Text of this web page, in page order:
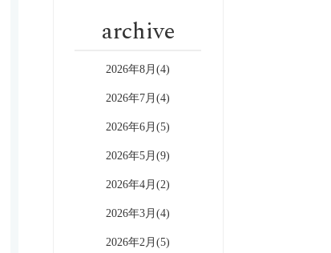
archive
2026年8月(4)
2026年7月(4)
2026年6月(5)
2026年5月(9)
2026年4月(2)
2026年3月(4)
2026年2月(5)